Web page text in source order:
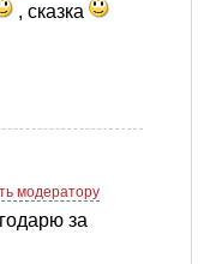
, сказка
модератору
за